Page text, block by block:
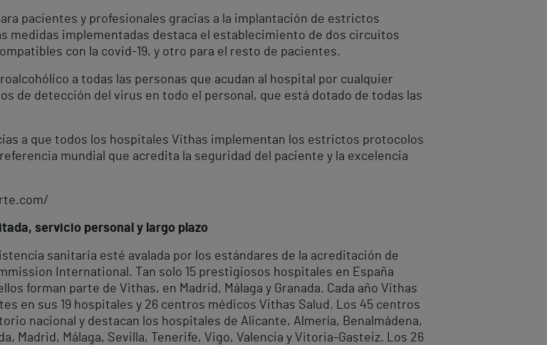
pacientes y profesionales gracias a la implantación de estrictos
medidas implementadas destaca el establecimiento de dos circuitos
con la covid-19, y otro para el resto de pacientes.
a todas las personas que acudan al hospital por cualquier
de detección del virus en todo el personal, que está dotado de todas las
a que todos los hospitales Vithas implementan los estrictos protocolos
mundial que acredita la seguridad del paciente y la excelencia
servicio personal y largo plazo
sanitaria esté avalada por los estándares de la acreditación de
International. Tan solo 15 prestigiosos hospitales en España
forman parte de Vithas, en Madrid, Málaga y Granada. Cada año Vithas
en sus 19 hospitales y 26 centros médicos Vithas Salud. Los 45 centros
nacional y destacan los hospitales de Alicante, Almería, Benalmádena,
Madrid, Málaga, Sevilla, Tenerife, Vigo, Valencia y Vitoria-Gasteiz. Los 26